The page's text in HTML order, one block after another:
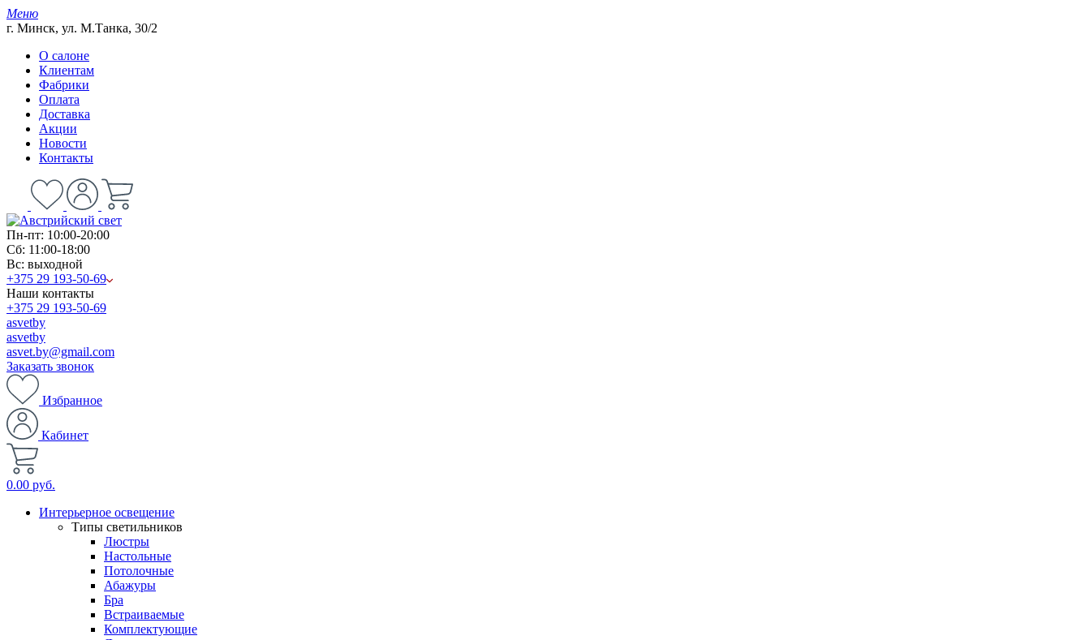
Меню
г. Минск, ул. М.Танка, 30/2
О салоне
Клиентам
Фабрики
Оплата
Доставка
Акции
Новости
Контакты
Пн-пт: 10:00-20:00
Сб: 11:00-18:00
Вс: выходной
+375 29 193-50-69
Наши контакты
+375 29 193-50-69
asvetby
asvetby
asvet.by@gmail.com
Заказать звонок
Избранное
Кабинет
0.00 руб.
Интерьерное освещение
Типы светильников
Люстры
Настольные
Потолочные
Абажуры
Бра
Встраиваемые
Комплектующие